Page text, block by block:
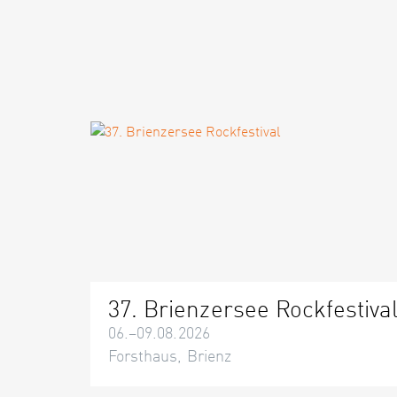
37. Brienzersee Rockfestival
06.–09.08.2026
Forsthaus, Brienz